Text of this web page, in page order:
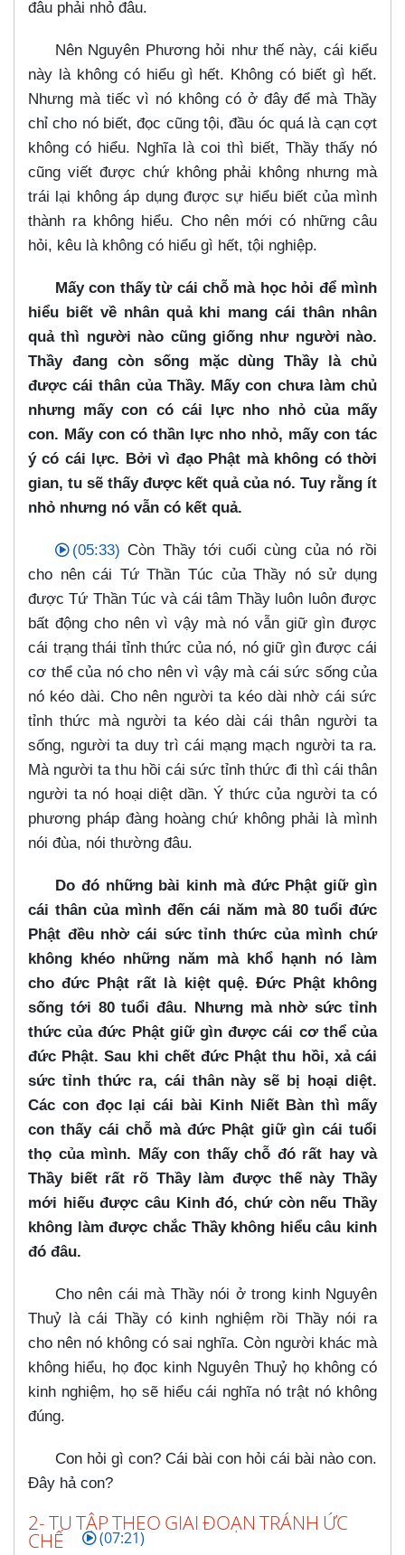
đâu phải nhỏ đâu.
Nên Nguyên Phương hỏi như thế này, cái kiểu
này là không có hiểu gì hết. Không có biết gì hết.
Nhưng mà tiếc vì nó không có ở đây để mà Thầy
chỉ cho nó biết, đọc cũng tội, đầu óc quá là cạn cợt
không có hiểu. Nghĩa là coi thì biết, Thầy thấy nó
cũng viết được chứ không phải không nhưng mà
trái lại không áp dụng được sự hiểu biết của mình
thành ra không hiểu. Cho nên mới có những câu
hỏi, kêu là không có hiểu gì hết, tội nghiệp.
Mấy con thấy từ cái chỗ mà học hỏi để mình
hiểu biết về nhân quả khi mang cái thân nhân
quả thì người nào cũng giống như người nào.
Thầy đang còn sống mặc dùng Thầy là chủ
được cái thân của Thầy. Mấy con chưa làm chủ
nhưng mấy con có cái lực nho nhỏ của mấy
con. Mấy con có thần lực nho nhỏ, mấy con tác
ý có cái lực. Bởi vì đạo Phật mà không có thời
gian, tu sẽ thấy được kết quả của nó. Tuy rằng ít
nhỏ nhưng nó vẫn có kết quả.
(05:33) Còn Thầy tới cuối cùng của nó rồi
cho nên cái Tứ Thần Túc của Thầy nó sử dụng
được Tứ Thần Túc và cái tâm Thầy luôn luôn được
bất động cho nên vì vậy mà nó vẫn giữ gìn được
cái trạng thái tỉnh thức của nó, nó giữ gìn được cái
cơ thể của nó cho nên vì vậy mà cái sức sống của
nó kéo dài. Cho nên người ta kéo dài nhờ cái sức
tỉnh thức mà người ta kéo dài cái thân người ta
sống, người ta duy trì cái mạng mạch người ta ra.
Mà người ta thu hồi cái sức tỉnh thức đi thì cái thân
người ta nó hoại diệt dần. Ý thức của người ta có
phương pháp đàng hoàng chứ không phải là mình
nói đùa, nói thường đâu.
Do đó những bài kinh mà đức Phật giữ gìn
cái thân của mình đến cái năm mà 80 tuổi đức
Phật đều nhờ cái sức tỉnh thức của mình chứ
không khéo những năm mà khổ hạnh nó làm
cho đức Phật rất là kiệt quệ. Đức Phật không
sống tới 80 tuổi đâu. Nhưng mà nhờ sức tỉnh
thức của đức Phật giữ gìn được cái cơ thể của
đức Phật. Sau khi chết đức Phật thu hồi, xả cái
sức tỉnh thức ra, cái thân này sẽ bị hoại diệt.
Các con đọc lại cái bài Kinh Niết Bàn thì mấy
con thấy cái chỗ mà đức Phật giữ gìn cái tuổi
thọ của mình. Mấy con thấy chỗ đó rất hay và
Thầy biết rất rõ Thầy làm được thế này Thầy
mới hiếu được câu Kinh đó, chứ còn nếu Thầy
không làm được chắc Thầy không hiểu câu kinh
đó đâu.
Cho nên cái mà Thầy nói ở trong kinh Nguyên
Thuỷ là cái Thầy có kinh nghiệm rồi Thầy nói ra
cho nên nó không có sai nghĩa. Còn người khác mà
không hiểu, họ đọc kinh Nguyên Thuỷ họ không có
kinh nghiệm, họ sẽ hiểu cái nghĩa nó trật nó không
đúng.
Con hỏi gì con? Cái bài con hỏi cái bài nào con.
Đây hả con?
2- TU TẬP THEO GIAI ĐOẠN TRÁNH ỨC
CHẾ (07:21)